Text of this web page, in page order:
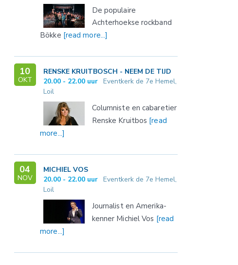
De populaire
Achterhoekse rockband
Bökke [read more...]
10
OKT
RENSKE KRUITBOSCH - NEEM DE TIJD
20.00 - 22.00 uur Eventkerk de 7e Hemel,
Loil
Columniste en cabaretier
Renske Kruitbos [read
more...]
04
NOV
MICHIEL VOS
20.00 - 22.00 uur Eventkerk de 7e Hemel,
Loil
Journalist en Amerika-
kenner Michiel Vos [read
more...]